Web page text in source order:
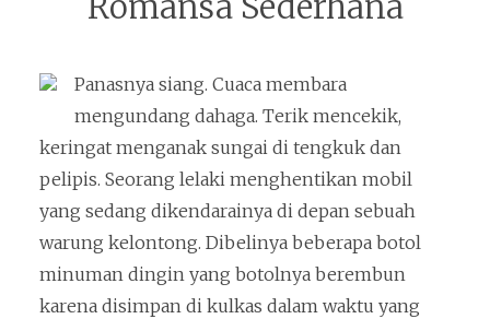
Panasnya siang. Cuaca membara
mengundang dahaga. Terik mencekik,
keringat menganak sungai di tengkuk dan
pelipis. Seorang lelaki menghentikan mobil
yang sedang dikendarainya di depan sebuah
warung kelontong. Dibelinya beberapa botol
minuman dingin yang botolnya berembun
karena disimpan di kulkas dalam waktu yang